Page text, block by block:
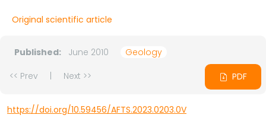
Original scientific article
Published: June 2010
Geology
<< Prev
Next >> PDF
https://doi.org/10.59456/AFTS.2023.0203.0V